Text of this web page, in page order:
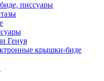
писсуары
Генуя
крышки-биде